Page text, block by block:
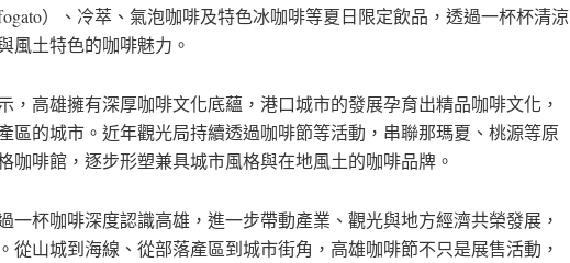
）、冷萃、氣泡咖啡及特色冰咖啡等夏日限定飲品，透過一杯杯清涼
風土特色的咖啡魅力。
，高雄擁有深厚咖啡文化底蘊，港口城市的發展孕育出精品咖啡文化，
區的城市。近年觀光局持續透過咖啡節等活動，串聯那瑪夏、桃源等原
咖啡館，逐步形塑兼具城市風格與在地風土的咖啡品牌。
一杯咖啡深度認識高雄，進一步帶動產業、觀光與地方經濟共榮發展，
從山城到海線、從部落產區到城市街角，高雄咖啡節不只是展售活動，